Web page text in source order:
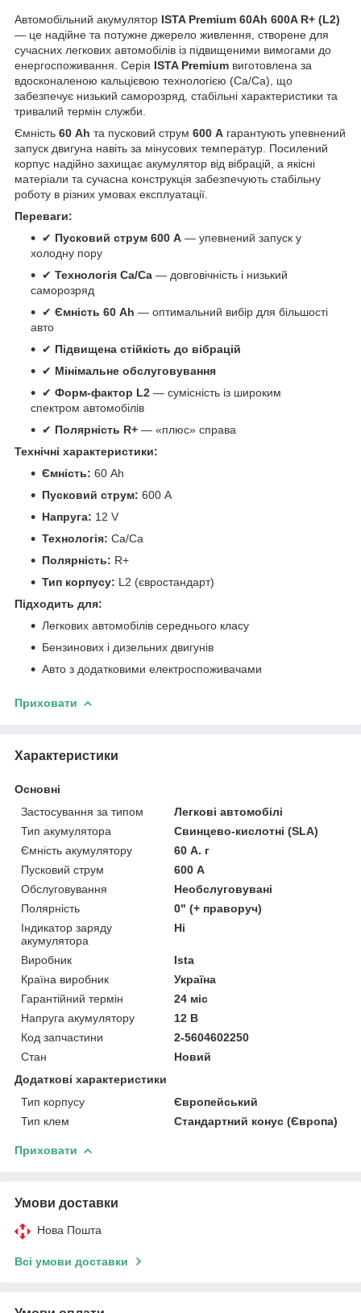
Автомобільний акумулятор ISTA Premium 60Ah 600A R+ (L2)
— це надійне та потужне джерело живлення, створене для
сучасних легкових автомобілів із підвищеними вимогами до
енергоспоживання. Серія ISTA Premium виготовлена за
вдосконаленою кальцієвою технологією (Ca/Ca), що
забезпечує низький саморозряд, стабільні характеристики та
тривалий термін служби.
Ємність 60 Ah та пусковий струм 600 А гарантують упевнений
запуск двигуна навіть за мінусових температур. Посилений
корпус надійно захищає акумулятор від вібрацій, а якісні
матеріали та сучасна конструкція забезпечують стабільну
роботу в різних умовах експлуатації.
Переваги:
✔ Пусковий струм 600 А — упевнений запуск у
холодну пору
✔ Технологія Ca/Ca — довговічність і низький
саморозряд
✔ Ємність 60 Ah — оптимальний вибір для більшості
авто
✔ Підвищена стійкість до вібрацій
✔ Мінімальне обслуговування
✔ Форм-фактор L2 — сумісність із широким
спектром автомобілів
✔ Полярність R+ — «плюс» справа
Технічні характеристики:
Ємність: 60 Ah
Пусковий струм: 600 A
Напруга: 12 V
Технологія: Ca/Ca
Полярність: R+
Тип корпусу: L2 (євростандарт)
Підходить для:
Легкових автомобілів середнього класу
Бензинових і дизельних двигунів
Авто з додатковими електроспоживачами
Приховати
Характеристики
Основні
Застосування за типом
Легкові автомобілі
Тип акумулятора
Свинцево-кислотні (SLA)
Ємність акумулятору
60 А. г
Пусковий струм
600 А
Обслуговування
Необслуговувані
Полярність
0" (+ праворуч)
Індикатор заряду
акумулятора
Ні
Виробник
Ista
Країна виробник
Україна
Гарантійний термін
24 міс
Напруга акумулятору
12 В
Код запчастини
2-5604602250
Стан
Новий
Додаткові характеристики
Тип корпусу
Європейський
Тип клем
Стандартний конус (Європа)
Приховати
Умови доставки
Нова Пошта
Всі умови доставки